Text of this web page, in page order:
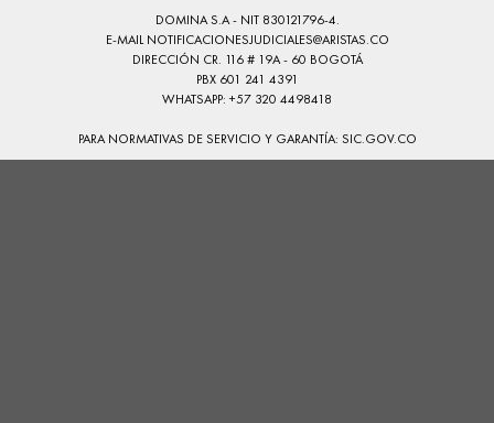
DOMINA S.A - NIT 830121796-4.
E-MAILNOTIFICACIONESJUDICIALES@ARISTAS.CO
DIRECCIÓN CR. 116 # 19A - 60 BOGOTÁ
PBX 601 241 4391
WHATSAPP: +57 320 4498418
PARA NORMATIVAS DE SERVICIO Y GARANTÍA: SIC.GOV.CO